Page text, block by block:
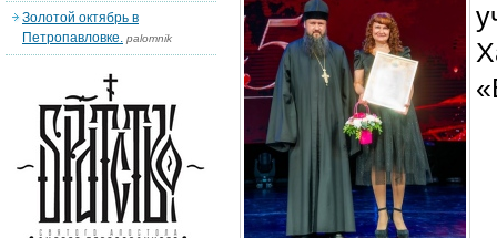
Золотой октябрь в
Петропавловке. palomnik